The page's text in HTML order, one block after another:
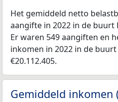
Het gemiddeld netto
aangifte in 2022 in de buurt
Er waren 549 aangiften en
inkomen in 2022 in de
€20.112.405.
Gemiddeld inkomen